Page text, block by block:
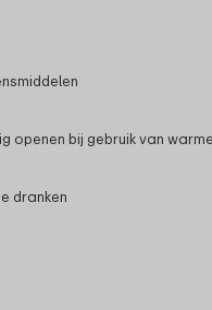
openen bij gebruik van
dranken